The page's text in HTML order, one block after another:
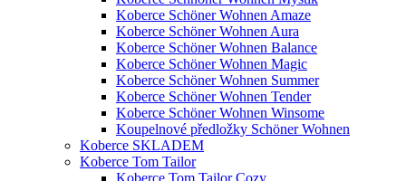
Koberce Schöner Wohnen Amaze
Koberce Schöner Wohnen Aura
Koberce Schöner Wohnen Balance
Koberce Schöner Wohnen Magic
Koberce Schöner Wohnen Summer
Koberce Schöner Wohnen Tender
Koberce Schöner Wohnen Winsome
Koupelnové předložky Schöner Wohnen
Koberce SKLADEM
Koberce Tom Tailor
Koberce Tom Tailor Cozy